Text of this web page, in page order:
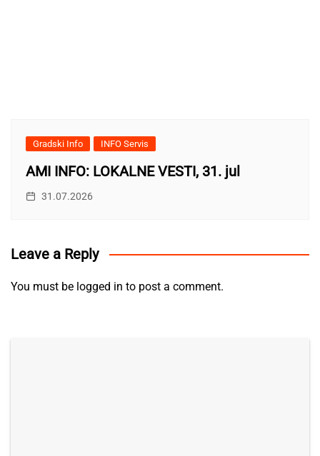
Gradski Info INFO Servis
AMI INFO: LOKALNE VESTI, 31. jul
31.07.2026
Leave a Reply
You must be logged in to post a comment.